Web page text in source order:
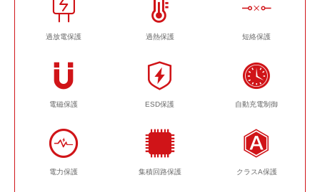
過放電保護 過熱保護 短絡保護
電磁保護 ESD保護 自動充電制御
電力保護 集積回路保護 クラスA保護